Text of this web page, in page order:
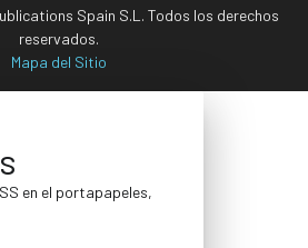
Spain S.L. Todos los derechos
reservados.
Mapa del Sitio
en el portapapeles,